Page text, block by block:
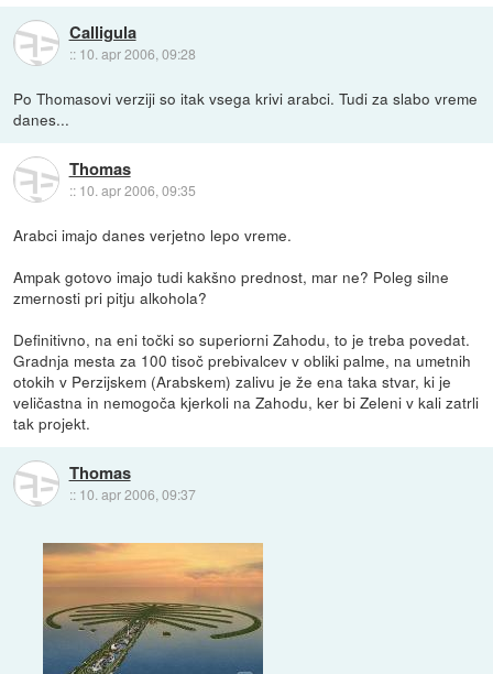
Calligula
:: 10. apr 2006, 09:28
Po Thomasovi verziji so itak vsega krivi arabci. Tudi za slabo vreme
danes...
Thomas
:: 10. apr 2006, 09:35
Arabci imajo danes verjetno lepo vreme.
Ampak gotovo imajo tudi kakšno prednost, mar ne? Poleg silne
zmernosti pri pitju alkohola?
Definitivno, na eni točki so superiorni Zahodu, to je treba povedat.
Gradnja mesta za 100 tisoč prebivalcev v obliki palme, na umetnih
otokih v Perzijskem (Arabskem) zalivu je že ena taka stvar, ki je
veličastna in nemogoča kjerkoli na Zahodu, ker bi Zeleni v kali zatrli
tak projekt.
Thomas
:: 10. apr 2006, 09:37